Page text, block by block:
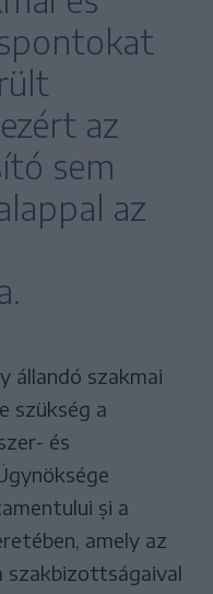
az
sem
az
állandó szakmai
szükség a
és
și a
amely az
szakbizottságaival